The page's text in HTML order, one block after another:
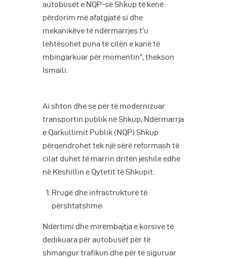
autobusët e NQP-së Shkup të kenë
përdorim më afatgjatë si dhe
mekanikëve të ndërmarrjes t’u
lehtësohet puna të cilën e kanë të
mbingarkuar për momentin”, thekson
Ismaili.
Ai shton dhe se për të modernizuar
transportin publik në Shkup, Ndërmarrja
e Qarkullimit Publik (NQP) Shkup
përqendrohet tek një sërë reformash të
cilat duhet të marrin dritën jeshile edhe
në Këshillin e Qytetit të Shkupit.
Rrugë dhe infrastrukturë të
përshtatshme:
Ndërtimi dhe mirëmbajtja e korsive të
dedikuara për autobusët për të
shmangur trafikun dhe për të siguruar